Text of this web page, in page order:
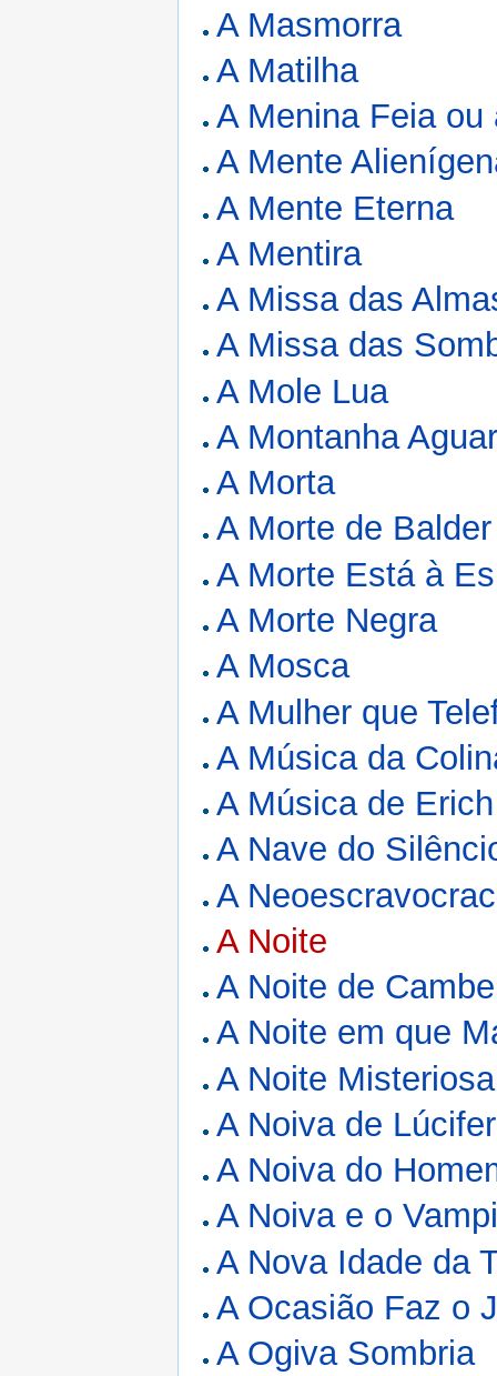
A Masmorra
A Matilha
A Menina Feia
A Mente
A Mente Eterna
A Mentira
A Missa das
A Missa das
A Mole Lua
A Montanha
A Morta
A Morte de Balder
A Morte Está à
A Morte Negra
A Mosca
A Mulher que
A Música da
A Música de
A Nave do
A
A Noite
A Noite de
A Noite em que
A Noite
A Noiva de Lúcifer
A Noiva do
A Noiva e o
A Nova Idade da
A Ocasião Faz o
A Ogiva Sombria